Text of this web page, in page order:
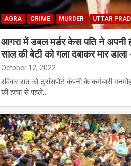
AGRA CRIME MURDER UTTAR
आगरा में डबल मर्डर केस पति ने अपनी
साल की बेटी को गला दबाकर मार डाला
October 12, 2022
रविवार रात को ट्रांसपोर्ट कंपनी के कर्मचारी
की हत्या से पहले…